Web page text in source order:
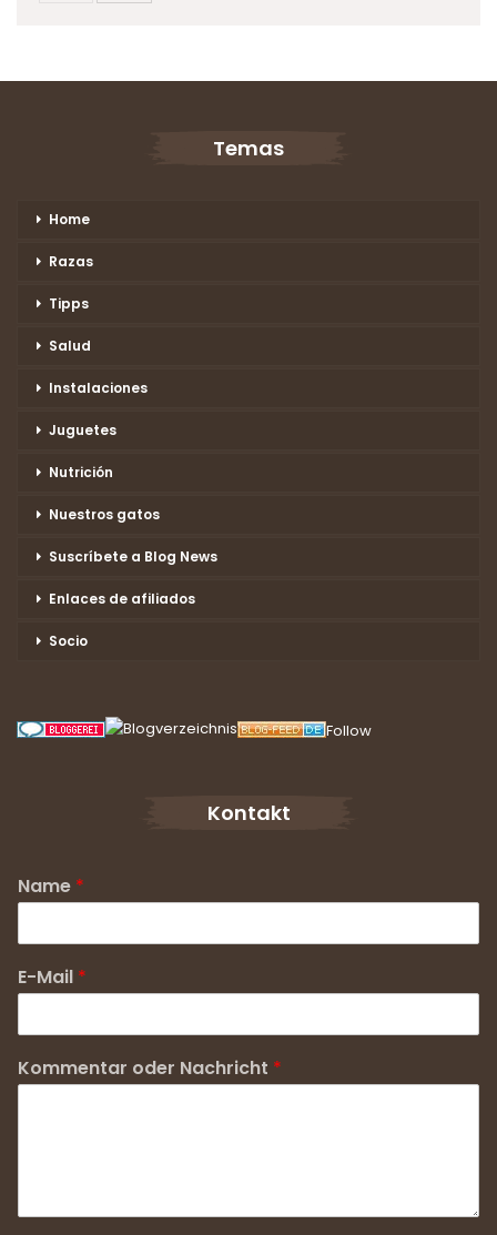
Temas
Home
Razas
Tipps
Salud
Instalaciones
Juguetes
Nutrición
Nuestros gatos
Suscríbete a Blog News
Enlaces de afiliados
Socio
Follow
Kontakt
Name *
E-Mail *
Kommentar oder Nachricht *